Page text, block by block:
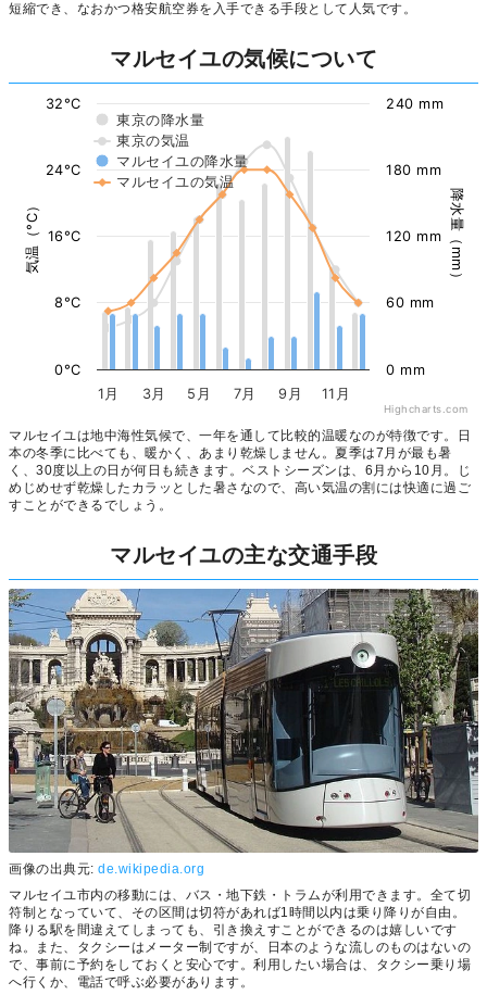
短縮でき、なおかつ格安航空券を入手できる手段として人気です。
マルセイユの気候について
気温（°C） 降水量（mm）
東京の降水量
東京の気温
マルセイユの降水量
マルセイユの気温
1月 3月 5月 7月 9月 11月
0°C
8°C
16°C
24°C
32°C
0 mm
60 mm
120 mm
180 mm
240 mm
Highcharts.com
マルセイユは地中海性気候で、一年を通して比較的温暖なのが特徴です。日
本の冬季に比べても、暖かく、あまり乾燥しません。夏季は7月が最も暑
く、30度以上の日が何日も続きます。ベストシーズンは、6月から10月。じ
めじめせず乾燥したカラッとした暑さなので、高い気温の割には快適に過ご
すことができるでしょう。
マルセイユの主な交通手段
画像の出典元: de.wikipedia.org
マルセイユ市内の移動には、バス・地下鉄・トラムが利用できます。全て切
符制となっていて、その区間は切符があれば1時間以内は乗り降りが自由。
降りる駅を間違えてしまっても、引き換えすことができるのは嬉しいです
ね。また、タクシーはメーター制ですが、日本のような流しのものはないの
で、事前に予約をしておくと安心です。利用したい場合は、タクシー乗り場
へ行くか、電話で呼ぶ必要があります。